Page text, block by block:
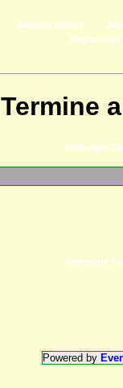
Aktuelle Woche
Registrieren
Termine
Vorheriger
Vorheriger
Powered by